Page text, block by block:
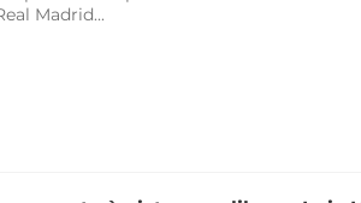
Madrid...